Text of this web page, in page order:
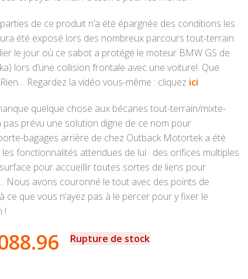
de ce produit n’a été épargnée des conditions les
été exposé lors des nombreux parcours tout-terrain.
le jour où ce sabot a protégé le moteur BMW GS de
lors d’une collision frontale avec une voiture!. Que
Regardez la vidéo vous-même : cliquez ici
quelque chose aux bécanes tout-terrain/mixte-
pas prévu une solution digne de ce nom pour
bagages arrière de chez Outback Motortek a été
fonctionnalités attendues de lui : des orifices multiples
pour accueillir toutes sortes de liens pour
Nous avons couronné le tout avec des points de
que vous n’ayez pas à le percer pour y fixer le
!
Rupture de stock